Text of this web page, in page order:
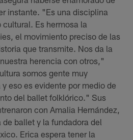
instante. "Es una disciplina
Es hermosa la
el movimiento preciso de las
que transmite. Nos da la
herencia con otros,"
somos gente muy
eso es evidente por medio de
del ballet folklórico." Sus
con Amalia Hernández,
ballet y la fundadora del
Erica espera tener la